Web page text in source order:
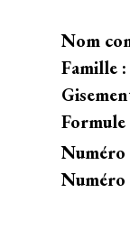
Nom
Famille :
Formule
Numéro